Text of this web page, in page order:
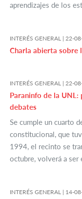
aprendizajes de los
INTERÉS GENERAL | 22-
Charla abierta sobre
INTERÉS GENERAL | 22-
Paraninfo de la UNL:
debates
Se cumple un cuarto
constitucional, que
1994, el recinto se
octubre, volverá a ser
INTERÉS GENERAL | 14-